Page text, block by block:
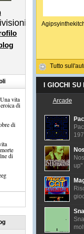
vita
di
di
di
Tutto
I GIOCHI
Arcade
up"